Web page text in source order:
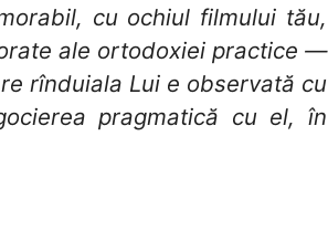
cu ochiul filmului tău,
ale ortodoxiei practice —
rînduiala Lui e observată cu
pragmatică cu el, în